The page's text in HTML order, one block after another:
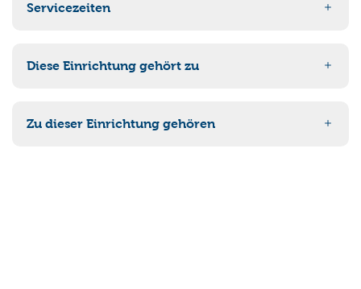
Servicezeiten
Diese Einrichtung gehört zu
Zu dieser Einrichtung gehören